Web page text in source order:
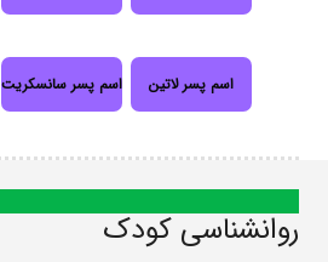
اسم پسر لاتین اسم پسر سانسکریت
روانشناسی کودک